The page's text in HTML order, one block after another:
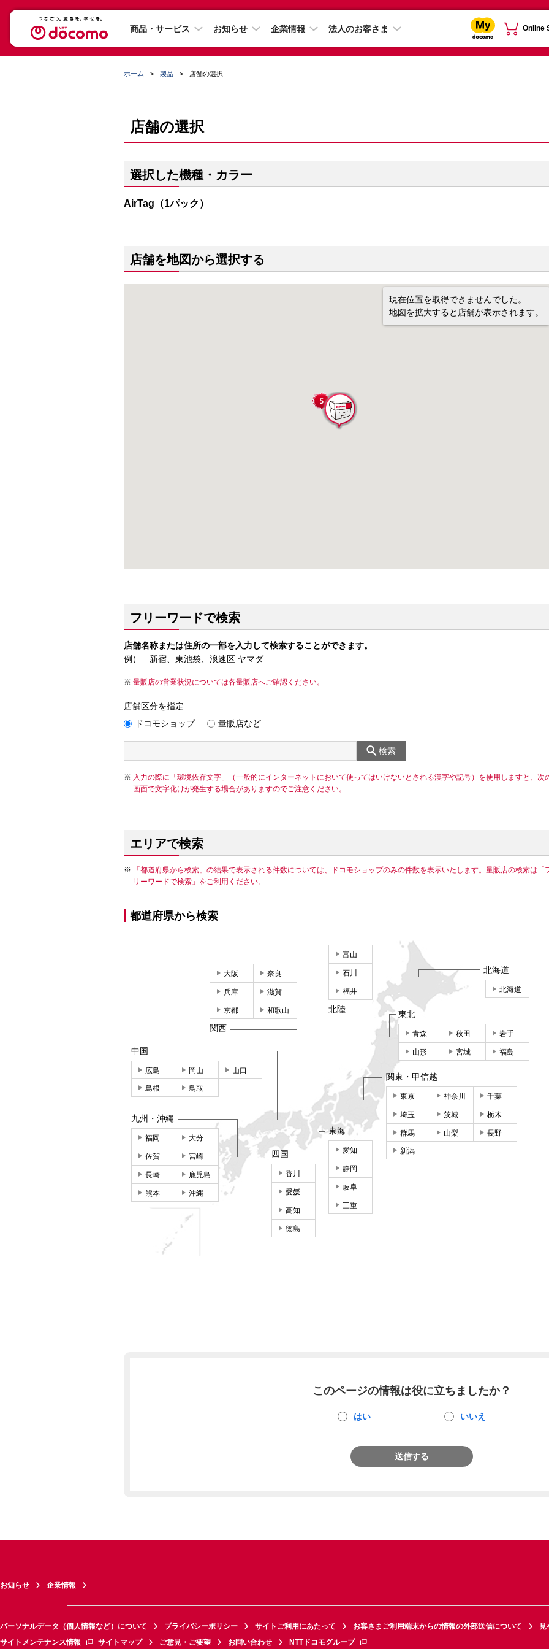
商品・サービス お知らせ 企業情報 法人のお客さま Online
ホーム 製品 店舗の選択
店舗の選択
選択した機種・カラー
AirTag（1パック）
店舗を地図から選択する
現在位置を取得できませんでした。
地図を拡大すると店舗が表示されます。
フリーワードで検索
店舗名称または住所の一部を入力して検索することができます。
例） 新宿、東池袋、浪速区 ヤマダ
量販店の営業状況については各量販店へご確認ください。
店舗区分を指定
ドコモショップ
量販店など
検索
入力の際に「環境依存文字」（一般的にインターネットにおいて使ってはいけないとされる漢字や記号）を使用しますと、次
画面で文字化けが発生する場合がありますのでご注意ください。
エリアで検索
「都道府県から検索」の結果で表示される件数については、ドコモショップのみの件数を表示いたします。量販店の検索は「
リーワードで検索」をご利用ください。
都道府県から検索
北海道
北海道
東北
青森 秋田 岩手
山形 宮城 福島
関東・甲信越
東京 神奈川 千葉
埼玉 茨城 栃木
群馬 山梨 長野
新潟
東海
愛知
静岡
岐阜
三重
富山
石川
福井
北陸
大阪 奈良
兵庫 滋賀
京都 和歌山
関西
中国
広島 岡山 山口
島根 鳥取
四国
香川
愛媛
高知
徳島
九州・沖縄
福岡 大分
佐賀 宮崎
長崎 鹿児島
熊本 沖縄
このページの情報は役に立ちましたか？
はい いいえ
送信する
お知らせ 企業情報
パーソナルデータ（個人情報など）について プライバシーポリシー サイトご利用にあたって お客さまご利用端末からの情報の外部送信について
見
サイトメンテナンス情報
サイトマップ ご意見・ご要望 お問い合わせ NTTドコモグループ